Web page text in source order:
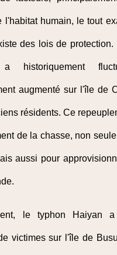
l'habitat humain, le tout
des lois de protection.
historiquement
augmenté sur l'île de
résidents. Ce
de la chasse, non
aussi pour
le typhon Haiyan
victimes sur l'île de